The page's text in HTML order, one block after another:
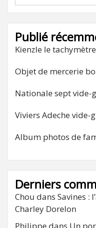
Publié
Kienzle le
Objet de mercerie
Nationale sept
Viviers Adeche vide-
Album photos de
Derniers
Chou dans Savines :
Charley Dorelon
Philippe dans Un